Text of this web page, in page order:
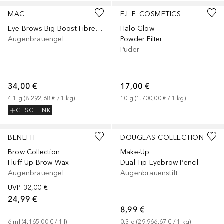
MAC
Eye Brows Big Boost Fibre Gel
Augenbrauengel
34,00 €
4.1 g (8.292,68 € / 1 kg)
GESCHENK
E.L.F. COSMETICS
Halo Glow
Powder Filter
Puder
17,00 €
10 g (1.700,00 € / 1 kg)
BENEFIT
Brow Collection
Fluff Up Brow Wax
Augenbrauengel
UVP 32,00 €
24,99 €
6 ml (4.165,00 € / 1 l)
DOUGLAS COLLECTION
Make-Up
Dual-Tip Eyebrow Pencil
Augenbrauenstift
8,99 €
0.3 g (29.966,67 € / 1 kg)